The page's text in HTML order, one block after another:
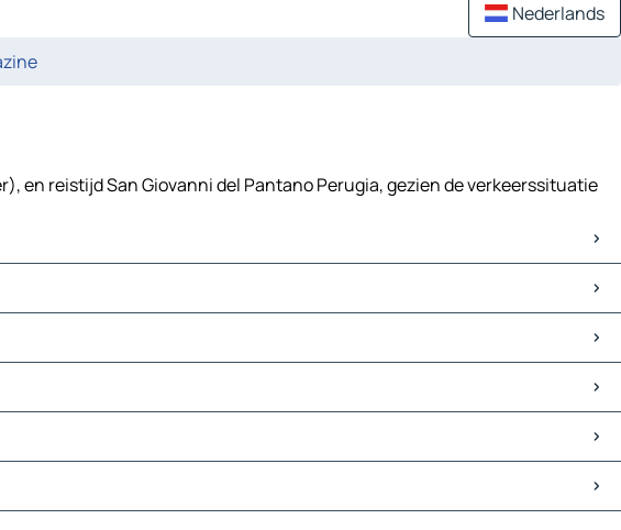
Nederlands
en reistijd San Giovanni del Pantano Perugia, gezien de verkeerssituatie